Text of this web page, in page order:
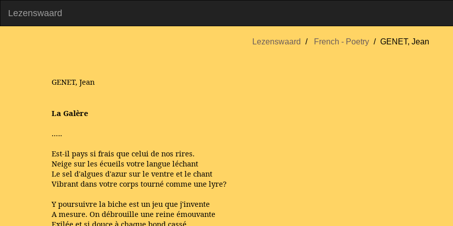
Lezenswaard
Lezenswaard French - Poetry GENET, Jean
GENET, Jean
La Galère
…..
Est-il pays si frais que celui de nos rires.
Neige sur les écueils votre langue léchant
Le sel d'algues d'azur sur le ventre et le chant
Vibrant dans votre corps tourné comme une lyre?
Y poursuivre la biche est un jeu que j'invente
A mesure. On débrouille une reine émouvante
Exilée et si douce à chaque bond cassé